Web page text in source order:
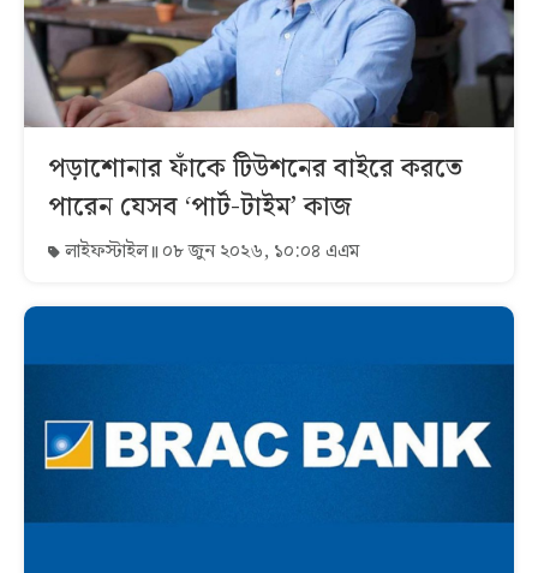
পড়াশোনার ফাঁকে টিউশনের বাইরে করতে
পারেন যেসব ‘পার্ট-টাইম’ কাজ
লাইফস্টাইল ০৮ জুন ২০২৬, ১০:০৪ এএম